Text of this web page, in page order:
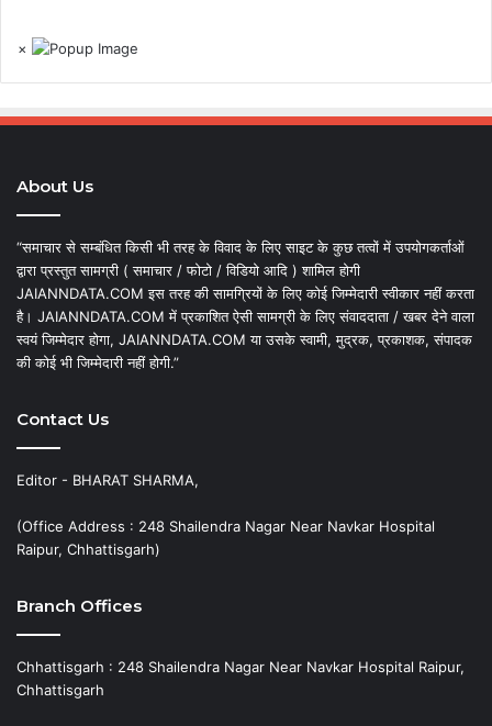
×
About Us
“समाचार से सम्बंधित किसी भी तरह के विवाद के लिए साइट के कुछ तत्वों में उपयोगकर्ताओं
द्वारा प्रस्तुत सामग्री ( समाचार / फोटो / विडियो आदि ) शामिल होगी
JAIANNDATA.COM इस तरह की सामग्रियों के लिए कोई जिम्मेदारी स्वीकार नहीं करता
है। JAIANNDATA.COM में प्रकाशित ऐसी सामग्री के लिए संवाददाता / खबर देने वाला
स्वयं जिम्मेदार होगा, JAIANNDATA.COM या उसके स्वामी, मुद्रक, प्रकाशक, संपादक
की कोई भी जिम्मेदारी नहीं होगी.”
Contact Us
Editor - BHARAT SHARMA,
(Office Address : 248 Shailendra Nagar Near Navkar Hospital
Raipur, Chhattisgarh)
Branch Offices
Chhattisgarh : 248 Shailendra Nagar Near Navkar Hospital Raipur,
Chhattisgarh